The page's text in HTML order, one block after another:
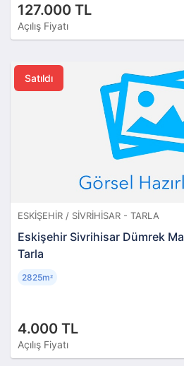
127.000 TL
Açılış Fiyatı
Satıldı
ESKIŞEHIR / SIVRIHISAR - TARLA
Eskişehir Sivrihisar Dümrek
Tarla
4.000 TL
Açılış Fiyatı
2825m²